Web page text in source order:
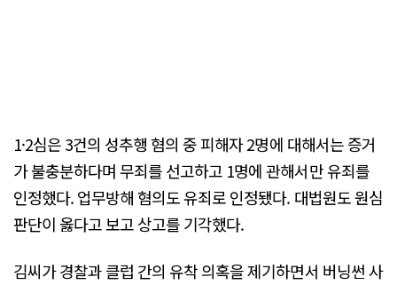
1·2심은 3건의 성추행 혐의 중 피해자 2명에 대해서는 증거
가 불충분하다며 무죄를 선고하고 1명에 관해서만 유죄를
인정했다. 업무방해 혐의도 유죄로 인정됐다. 대법원도 원심
판단이 옳다고 보고 상고를 기각했다.
김씨가 경찰과 클럽 간의 유착 의혹을 제기하면서 버닝썬 사